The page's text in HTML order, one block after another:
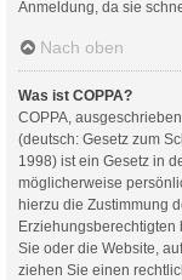
Anmeldung, da sie
Nach oben
Was ist COPPA?
COPPA,
(deutsch: Gesetz zum
1998) ist ein Gesetz in
möglicherweise
hierzu die Zustimmung
Erziehungsberechtigten
Sie oder die Website,
ziehen Sie einen